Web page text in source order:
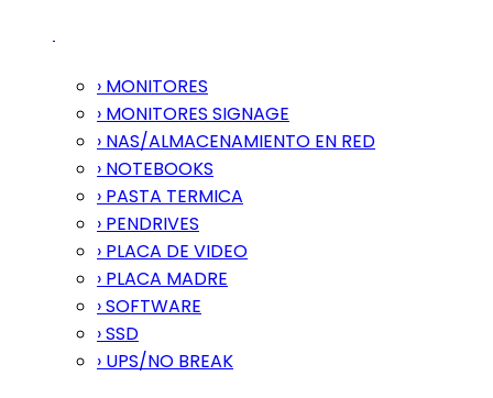
› MONITORES
› MONITORES SIGNAGE
› NAS/ALMACENAMIENTO EN RED
› NOTEBOOKS
› PASTA TERMICA
› PENDRIVES
› PLACA DE VIDEO
› PLACA MADRE
› SOFTWARE
› SSD
› UPS/NO BREAK